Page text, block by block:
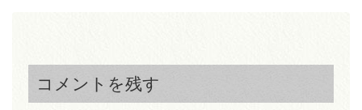
コメントを残す